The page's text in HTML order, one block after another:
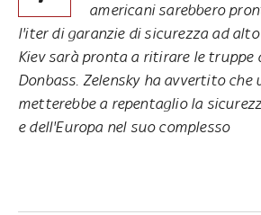
americani sarebbero
l'iter di garanzie di sicurezza ad
Kiev sarà pronta a ritirare le truppe
Donbass. Zelensky ha avvertito che
metterebbe a repentaglio la
e dell'Europa nel suo complesso